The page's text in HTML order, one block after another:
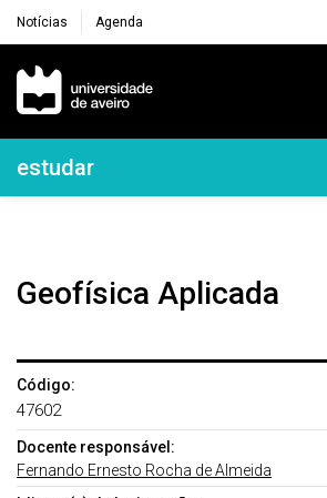
Notícias Agenda
Navegação Principal
Navegação Lateral
estudar
Geofísica Aplicada
Código:
47602
Docente responsável:
Fernando Ernesto Rocha de Almeida